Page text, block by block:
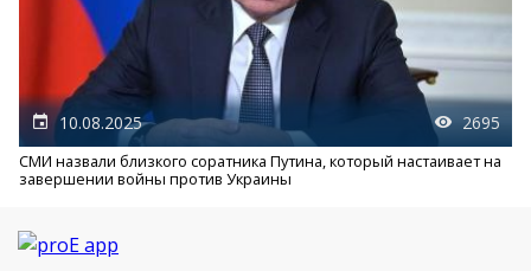
10.08.2025 2695
СМИ назвали близкого соратника Путина, который настаивает на
завершении войны против Украины